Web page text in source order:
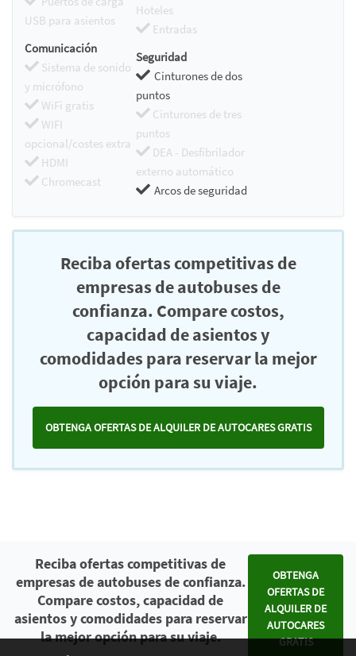
USB para asientos
Hoteles
Entradas
Comunicación
Sistema de sonido
y micrófono
WiFi gratis
WIFI
opcional/costes extra
HDMI
Chromecast
Seguridad
Cinturones de dos
puntos
Cinturones de tres
puntos
DEA - Desfibrilador
externo automático
Arcos de seguridad
Reciba ofertas competitivas de
empresas de autobuses de
confianza. Compare costos,
capacidad de asientos y
comodidades para reservar la mejor
opción para su viaje.
OBTENGA OFERTAS DE ALQUILER DE AUTOCARES GRATIS
Reciba ofertas competitivas de
empresas de autobuses de confianza.
Compare costos, capacidad de
asientos y comodidades para reservar
la mejor opción para su viaje.
OBTENGA
OFERTAS DE
ALQUILER DE
AUTOCARES
GRATIS